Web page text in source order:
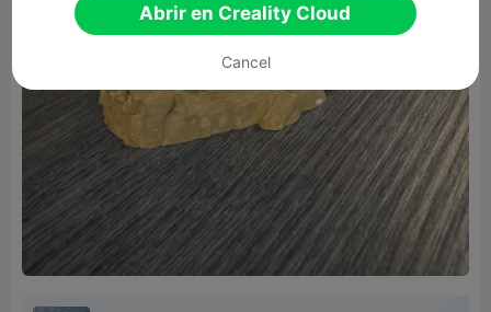
Abrir en Creality Cloud
Cancel